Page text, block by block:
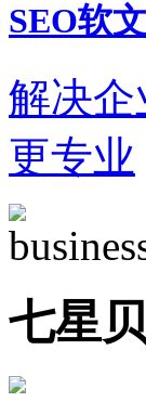
SEO软
解决
更专业
七星